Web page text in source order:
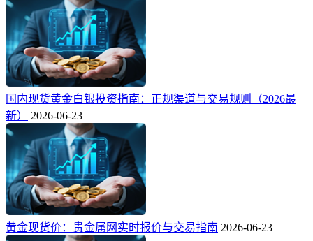
国内现货黄金白银投资指南：正规渠道与交易规则（2026最
新）
2026-06-23
黄金现货价：贵金属网实时报价与交易指南 2026-06-23